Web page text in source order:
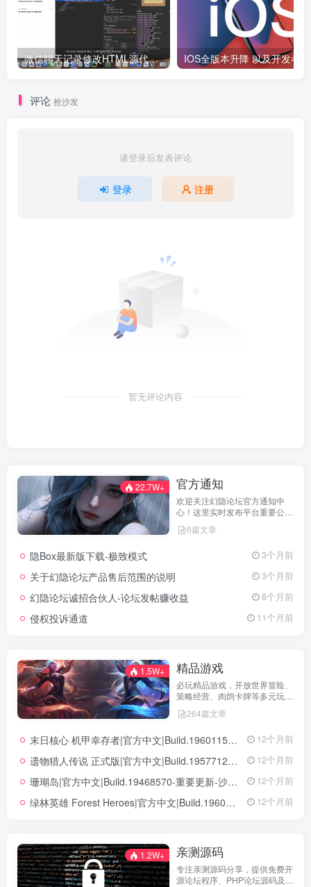
微信聊天记录修改HTML源代码分享
评论 抢沙发
请登录后发表评论
登录 注册
暂无评论内容
22.7W+ 官方通知
欢迎关注幻隐论坛官方通知中
心！这里实时发布平台重要公
提醒及用户权益说明，确保每位
们坚持公开透明，通过权威通知
坛获得更优质、安全的使用体
息！
6篇文章
隐Box最新版下载-极致模式 3个月前
关于幻隐论坛产品售后范围的说明 3个月前
幻隐论坛诚招合伙人-论坛发帖赚收益 8个月前
侵权投诉通道 11个月前
1.5W+ 精品游戏
必玩精品游戏，开放世界冒险、
策略经营、肉鸽卡牌等多元玩
264篇文章
末日核心 机甲幸存者|官方中文|Build.19601158|解压即撸| 12个月前
遗物猎人传说 正式版|官方中文|Build.19577129+全DLC|解压即撸| 12个月前
珊瑚岛|官方中文|Build.19468570-重要更新-沙盒|解压即撸| 12个月前
绿林英雄 Forest Heroes|官方中文|Build.19609351+全DLC|解压即撸| 12个月前
1.2W+ 亲测源码
专注亲测源码分享，提供免费开
源论坛程序、PHP论坛源码及论